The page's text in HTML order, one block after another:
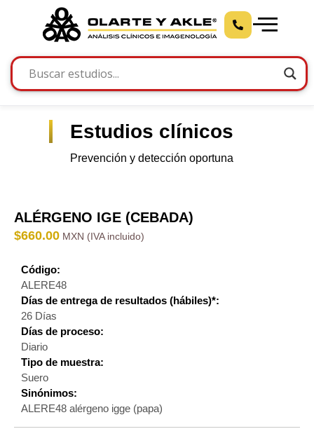
Estudios clínicos
Prevención y detección oportuna
ALÉRGENO IGE (CEBADA)
$660.00
Código:
ALERE48
Días de entrega de resultados (hábiles)*:
26 Días
Días de proceso:
Diario
Tipo de muestra:
Suero
Sinónimos:
ALERE48 alérgeno igge (papa)